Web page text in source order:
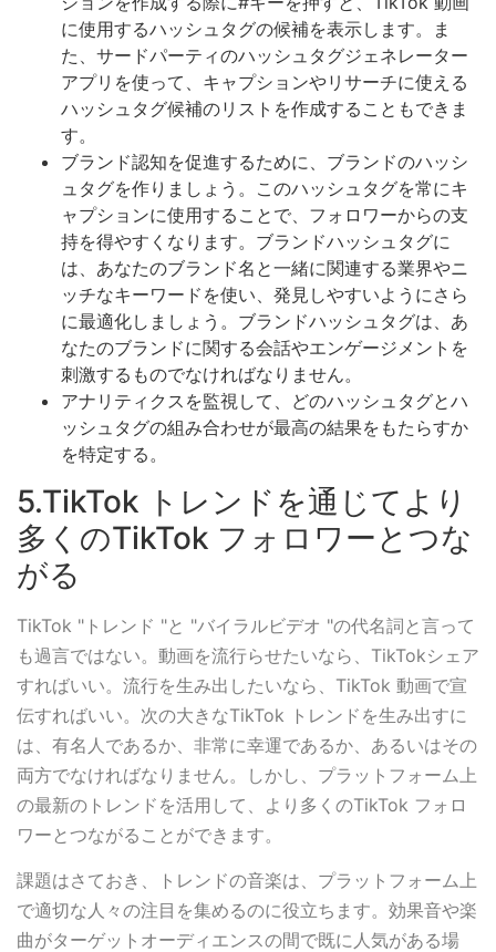
に使用するハッシュタグの候補を表示します。ま
た、サードパーティのハッシュタグジェネレーター
アプリを使って、キャプションやリサーチに使える
ハッシュタグ候補のリストを作成することもできま
す。
ブランド認知を促進するために、ブランドのハッシ
ュタグを作りましょう。このハッシュタグを常にキ
ャプションに使用することで、フォロワーからの支
持を得やすくなります。ブランドハッシュタグに
は、あなたのブランド名と一緒に関連する業界やニ
ッチなキーワードを使い、発見しやすいようにさら
に最適化しましょう。ブランドハッシュタグは、あ
なたのブランドに関する会話やエンゲージメントを
刺激するものでなければなりません。
アナリティクスを監視して、どのハッシュタグとハ
ッシュタグの組み合わせが最高の結果をもたらすか
を特定する。
5.TikTok トレンドを通じてより
多くのTikTok フォロワーとつな
がる
TikTok "トレンド "と "バイラルビデオ "の代名詞と言って
も過言ではない。動画を流行らせたいなら、TikTokシェア
すればいい。流行を生み出したいなら、TikTok 動画で宣
伝すればいい。次の大きなTikTok トレンドを生み出すに
は、有名人であるか、非常に幸運であるか、あるいはその
両方でなければなりません。しかし、プラットフォーム上
の最新のトレンドを活用して、より多くのTikTok フォロ
ワーとつながることができます。
課題はさておき、トレンドの音楽は、プラットフォーム上
で適切な人々の注目を集めるのに役立ちます。効果音や楽
曲がターゲットオーディエンスの間で既に人気がある場